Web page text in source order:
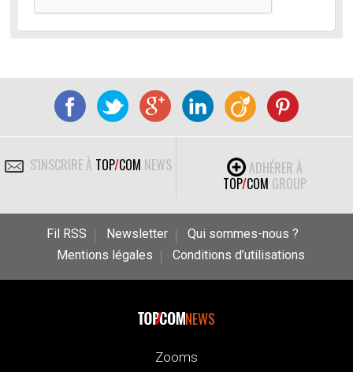
S'INSCRIRE À TOP/COM NEWS
ADHÉRER À
TOP/COM GROUP
Fil RSS Newsletter
Qui sommes-nous ?
Mentions légales
Conditions d’utilisations
NEWS
Zooms